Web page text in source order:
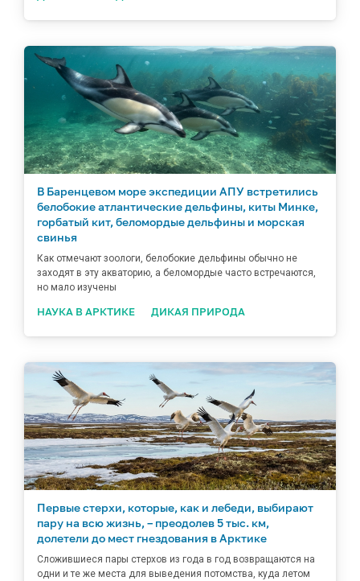
В Баренцевом море экспедиции АПУ встретились
белобокие атлантические дельфины, киты Минке,
горбатый кит, беломордые дельфины и морская
свинья
Как отмечают зоологи, белобокие дельфины обычно не
заходят в эту акваторию, а беломордые часто встречаются,
но мало изучены
НАУКА В АРКТИКЕ ДИКАЯ ПРИРОДА
Первые стерхи, которые, как и лебеди, выбирают
пару на всю жизнь, – преодолев 5 тыс. км,
долетели до мест гнездования в Арктике
Сложившиеся пары стерхов из года в год возвращаются на
одни и те же места для выведения потомства, куда летом